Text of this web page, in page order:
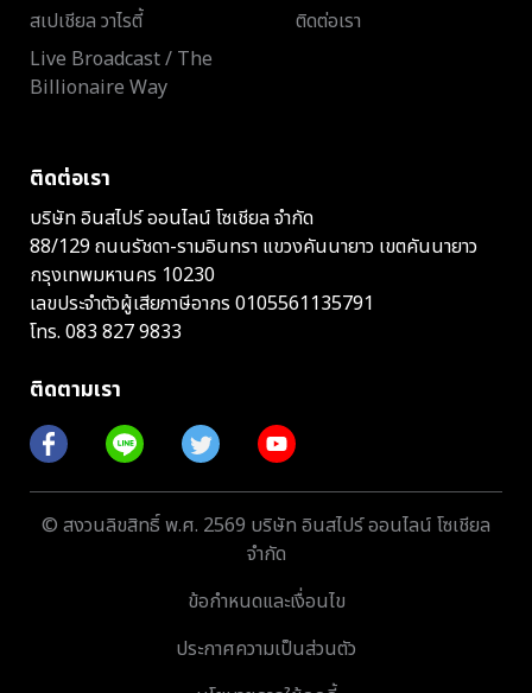
สเปเชียล วาไรตี้
Live Broadcast / The
Billionaire Way
ติดต่อเรา
ติดต่อเรา
บริษัท อินสไปร์ ออนไลน์ โซเชียล จำกัด
88/129 ถนนรัชดา-รามอินทรา แขวงคันนายาว เขตคันนายาว
กรุงเทพมหานคร 10230
เลขประจำตัวผู้เสียภาษีอากร 0105561135791
โทร. 083 827 9833
ติดตามเรา
© สงวนลิขสิทธิ์ พ.ศ. 2569 บริษัท อินสไปร์ ออนไลน์ โซเชียล
จำกัด
ข้อกำหนดและเงื่อนไข
ประกาศความเป็นส่วนตัว